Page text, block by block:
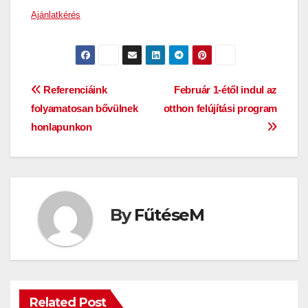
Ajánlatkérés
Bejegyzés
navigáció
Február 1-étől indul az
otthon felújítási program
Referenciáink
folyamatosan bővülnek
honlapunkon
ByFűtéseM
Related Post